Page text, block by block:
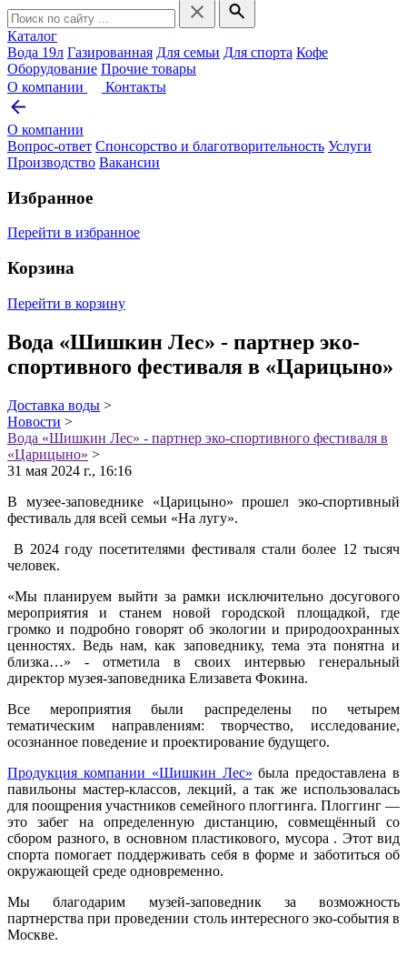
Каталог
Вода 19л Газированная Для семьи Для спорта Кофе
Оборудование Прочие товары
О компании
Контакты
О компании
Вопрос-ответ Спонсорство и благотворительность Услуги
Производство Вакансии
Избранное
Перейти в избранное
Корзина
Перейти в корзину
Вода «Шишкин Лес» - партнер эко-
спортивного фестиваля в «Царицыно»
Доставка воды >
Новости >
Вода «Шишкин Лес» - партнер эко-спортивного фестиваля в
«Царицыно» >
31 мая 2024 г., 16:16
В музее-заповеднике «Царицыно» прошел эко-спортивный
фестиваль для всей семьи «На лугу».
В 2024 году посетителями фестиваля стали более 12 тысяч
человек.
«Мы планируем выйти за рамки исключительно досугового
мероприятия и станем новой городской площадкой, где
громко и подробно говорят об экологии и природоохранных
ценностях. Ведь нам, как заповеднику, тема эта понятна и
близка…» - отметила в своих интервью генеральный
директор музея-заповедника Елизавета Фокина.
Все мероприятия были распределены по четырем
тематическим направлениям: творчество, исследование,
осознанное поведение и проектирование будущего.
Продукция компании «Шишкин Лес» была предоставлена в
павильоны мастер-классов, лекций, а так же использовалась
для поощрения участников семейного плоггинга. Плоггинг —
это забег на определенную дистанцию, совмещённый со
сбором разного, в основном пластикового, мусора . Этот вид
спорта помогает поддерживать себя в форме и заботиться об
окружающей среде одновременно.
Мы благодарим музей-заповедник за возможность
партнерства при проведении столь интересного эко-события в
Москве.